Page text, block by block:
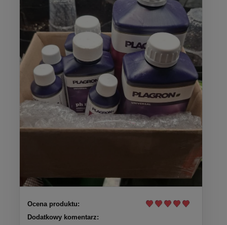
Ocena produktu:
Dodatkowy komentarz: